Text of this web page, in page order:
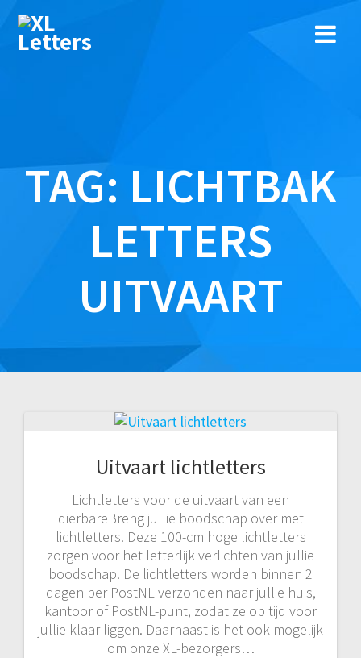
TAG: LICHTBAK
LETTERS
UITVAART
Uitvaart lichtletters
Lichtletters voor de uitvaart van een
dierbareBreng jullie boodschap over met
lichtletters. Deze 100-cm hoge lichtletters
zorgen voor het letterlijk verlichten van jullie
boodschap. De lichtletters worden binnen 2
dagen per PostNL verzonden naar jullie huis,
kantoor of PostNL-punt, zodat ze op tijd voor
jullie klaar liggen. Daarnaast is het ook mogelijk
om onze XL-bezorgers…